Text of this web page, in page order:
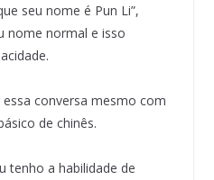
seu nome é Pun Li”,
nome normal e isso
conversa mesmo com
de chinês.
tenho a habilidade de